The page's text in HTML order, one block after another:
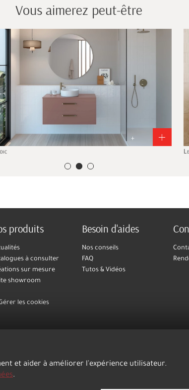
Vous aimerez peut-être
Lea
produits
à consulter
sur mesure
showroom
Besoin d'aides
Nos conseils
FAQ
Tutos & Vidéos
les cookies
et aider à améliorer l'expérience utilisateur.
.